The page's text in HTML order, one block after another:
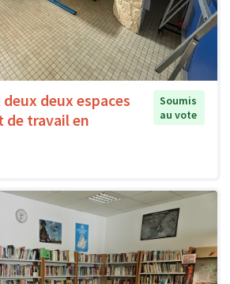
deux espaces
travail en
Soumis
au vote